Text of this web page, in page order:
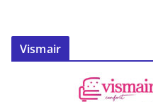
Vismair